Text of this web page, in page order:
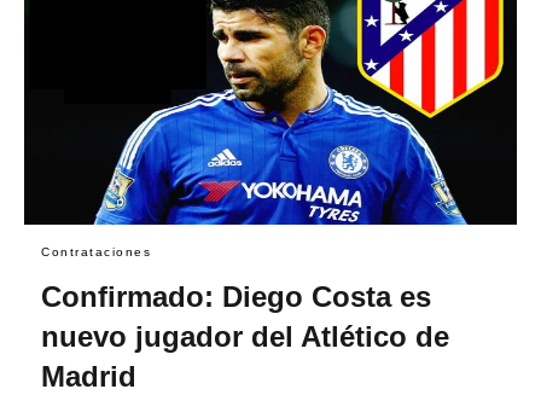
Contrataciones
Confirmado: Diego Costa es
nuevo jugador del Atlético de
Madrid